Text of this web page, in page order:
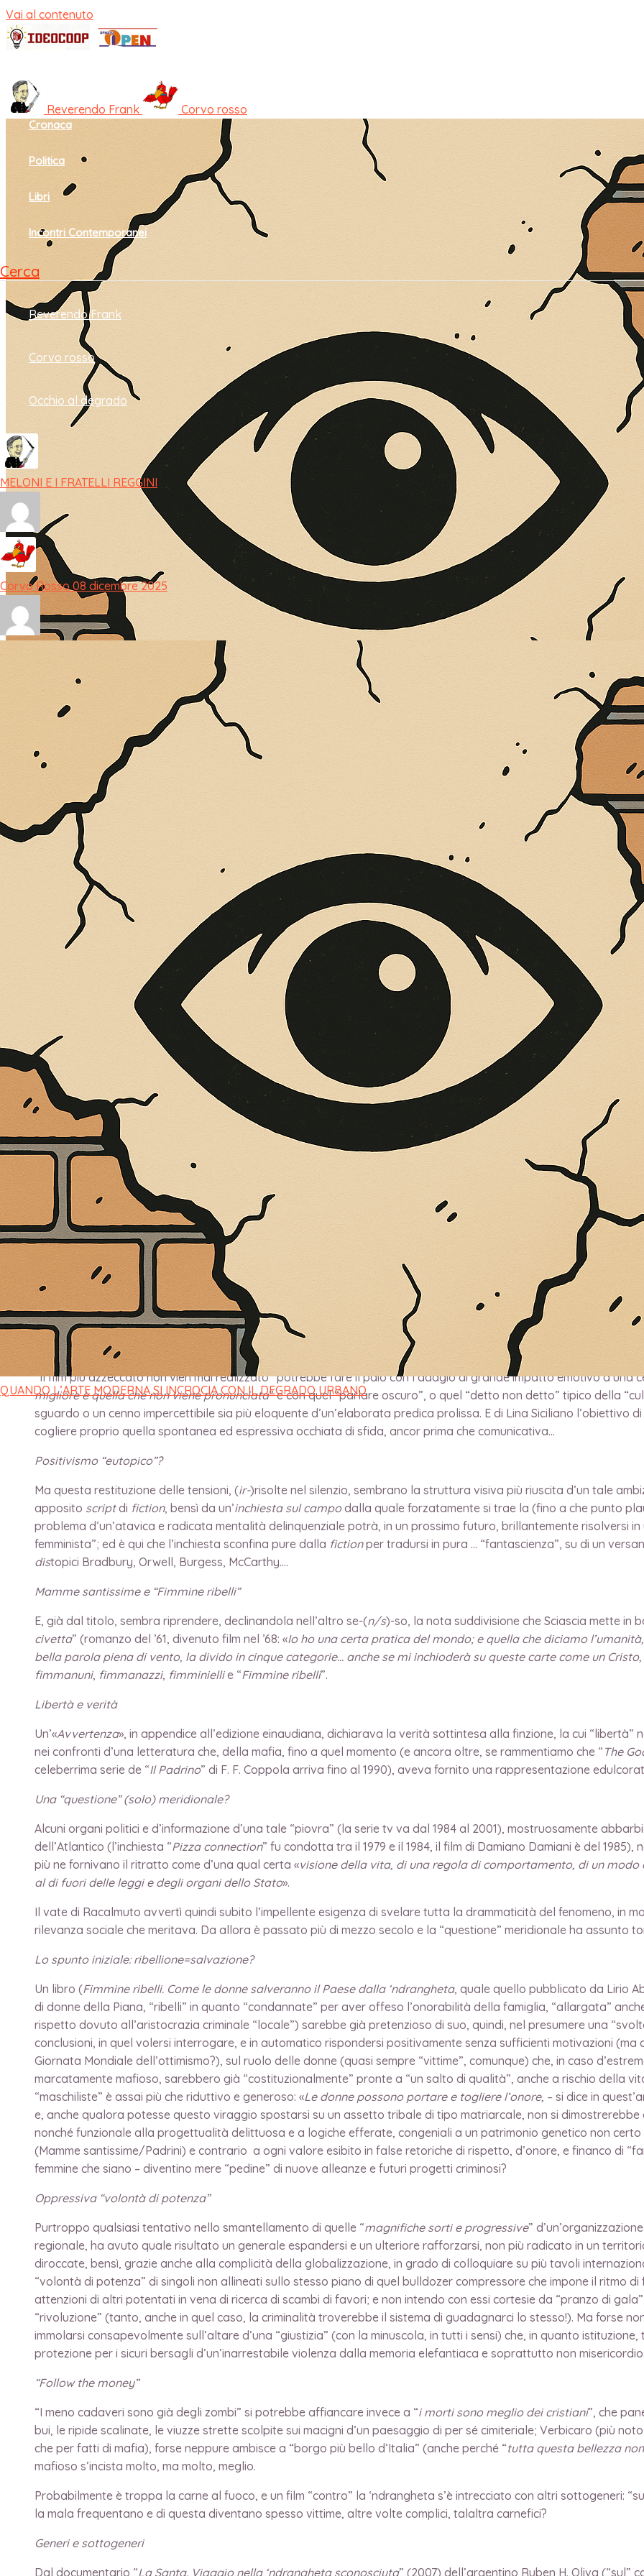
Vai al contenuto
Cultura e società
Cronaca
Politica
Libri
Incontri Contemporanei
Cerca
Reverendo Frank
Corvo rosso
Occhio al degrado
MELONI E I FRATELLI REGGINI
Corvo Rosso 08 dicembre 2025
QUANDO L’ARTE MODERNA SI INCROCIA CON IL DEGRADO URBANO
Reverendo Frank Corvo rosso
È MORTO MELO FRENI, VIVONO LE OPERE SUE
Antonio Marino 4 Agosto 2026
Cultura e Società
A casa Freni, a pochi passi dal lungomare di Terme Vigliatore, sulle pareti giaccio istantanee,...
CONTINUA A LEGGERE
Condividi:
UNA FEMMINA, FILM DI
COSTABILE
didirettore/14 Marzo 2022
Fimmanuni, fimmanazzi & Tragediaturi
“Il film più azzeccato non vien mai realizzato” potrebbe fare il paio con l’adagio di grande impatto emotivo d’una
migliore è quella che non viene pronunciata” e con quel “parlare oscuro”, o quel “detto non detto” tipico della
sguardo o un cenno impercettibile sia più eloquente d’un’elaborata predica prolissa. E di Lina Siciliano l’obiettivo
cogliere proprio quella spontanea ed espressiva occhiata di sfida, ancor prima che comunicativa…
Positivismo “eutopico”?
Ma questa restituzione delle tensioni, (ir-)risolte nel silenzio, sembrano la struttura visiva più riuscita d’un tale
apposito scriptdi fiction, bensì da un’inchiesta sul campodalla quale forzatamente si trae la (fino a che punto
problema d’un’atavica e radicata mentalità delinquenziale potrà, in un prossimo futuro, brillantemente risolversi in
femminista”; ed è qui che l’inchiesta sconfina pure dalla fictionper tradursi in pura … “fantascienza”, su di un
distopici Bradbury, Orwell, Burgess, McCarthy….
Mamme santissime e “Fimmine ribelli”
E, già dal titolo, sembra riprendere, declinandola nell’altro se-(n/s)-so, la nota suddivisione che Sciascia mette in
civetta” (romanzo del ’61, divenuto film nel ’68: «Io ho una certa pratica del mondo; e quella che diciamo
bella parola piena di vento, la divido in cinque categorie… anche se mi inchioderà su queste carte come un
fimmanuni, fimmanazzi, fimminiellie “Fimmine ribelli”.
Libertà e verità
Un’«Avvertenza», in appendice all’edizione einaudiana, dichiarava la verità sottintesa alla finzione, la cui
nei confronti d’una letteratura che, della mafia, fino a quel momento (e ancora oltre, se rammentiamo che “The
celeberrima serie de “Il Padrino” di F. F. Coppola arriva fino al 1990), aveva fornito una rappresentazione
Una “questione” (solo) meridionale?
Alcuni organi politici e d’informazione d’una tale “piovra” (la serie tv va dal 1984 al 2001), mostruosamente
dell’Atlantico (l’inchiesta “Pizza connection” fu condotta tra il 1979 e il 1984, il film di Damiano Damiani è del 1985),
più ne fornivano il ritratto come d’una qual certa «visione della vita, di una regola di comportamento, di un
al di fuori delle leggi e degli organi dello Stato».
Il vate di Racalmuto avvertì quindi subito l’impellente esigenza di svelare tutta la drammaticità del fenomeno, in
rilevanza sociale che meritava. Da allora è passato più di mezzo secolo e la “questione” meridionale ha assunto
Lo spunto iniziale: ribellione=salvazione?
Un libro (Fimmine ribelli. Come le donne salveranno il Paese dalla ‘ndrangheta, quale quello pubblicato da Lirio
di donne della Piana, “ribelli” in quanto “condannate” per aver offeso l’onorabilità della famiglia, “allargata”
rispetto dovuto all’aristocrazia criminale “locale”) sarebbe già pretenzioso di suo, quindi, nel presumere una
conclusioni, in quel volersi interrogare, e in automatico rispondersi positivamente senza sufficienti motivazioni
Giornata Mondiale dell’ottimismo?), sul ruolo delle donne (quasi sempre “vittime”, comunque) che, in caso
marcatamente mafioso, sarebbero già “costituzionalmente” pronte a “un salto di qualità”, anche a rischio della
“maschiliste” è assai più che riduttivo e generoso: «Le donne possono portare e togliere l’onore, – si dice in
e, anche qualora potesse questo viraggio spostarsi su un assetto tribale di tipo matriarcale, non si
nonché funzionale alla progettualità delittuosa e a logiche efferate, congeniali a un patrimonio genetico non
(Mamme santissime/Padrini) e contrario a ogni valore esibito in false retoriche di rispetto, d’onore, e financo di
femmine che siano – diventino mere “pedine” di nuove alleanze e futuri progetti criminosi?
Oppressiva “volontà di potenza”
Purtroppo qualsiasi tentativo nello smantellamento di quelle “magnifiche sorti e progressive”
regionale, ha avuto quale risultato un generale espandersi e un ulteriore rafforzarsi, non più radicato in un
diroccate, bensì, grazie anche alla complicità della globalizzazione, in grado di colloquiare su più tavoli
“volontà di potenza” di singoli non allineati sullo stesso piano di quel bulldozer compressore che impone il ritmo
attenzioni di altri potentati in vena di ricerca di scambi di favori; e non intendo con essi cortesie da “pranzo di
“rivoluzione” (tanto, anche in quel caso, la criminalità troverebbe il sistema di guadagnarci lo stesso!). Ma forse
immolarsi consapevolmente sull’altare d’una “giustizia” (con la minuscola, in tutti i sensi) che, in quanto
protezione per i sicuri bersagli d’un’inarrestabile violenza dalla memoria elefantiaca e soprattutto non
“Follow the money”
“I meno cadaveri sono già degli zombi” si potrebbe affiancare invece a “i morti sono meglio dei cristiani”, che
bui, le ripide scalinate, le viuzze strette scolpite sui macigni d’un paesaggio di per sé cimiteriale; Verbicaro (più
che per fatti di mafia), forse neppure ambisce a “borgo più bello d’Italia” (anche perché “tutta questa bellezza
mafioso s’incista molto, ma molto, meglio.
Probabilmente è troppa la carne al fuoco, e un film “contro” la ‘ndrangheta s’è intrecciato con altri sottogeneri:
la mala frequentano e di questa diventano spesso vittime, altre volte complici, talaltra carnefici?
Generi e sottogeneri
Dal documentario “La Santa. Viaggio nella ‘ndrangheta sconosciuta” (2007) dell’argentino Ruben H. Oliva (“sul”